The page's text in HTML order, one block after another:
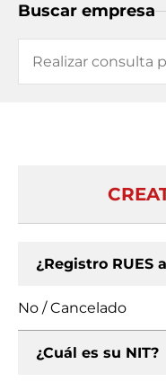
Buscar empresa
¿Registro RUES
No / Cancelado
¿Cuál es su NIT?